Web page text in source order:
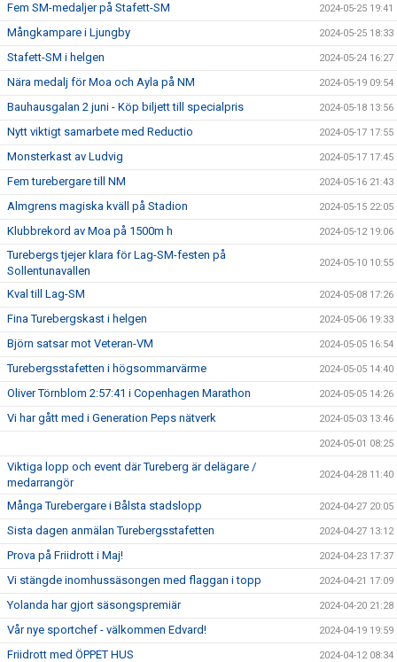
Fem SM-medaljer på Stafett-SM 2024-05-25 19:41
Mångkampare i Ljungby 2024-05-25 18:33
Stafett-SM i helgen 2024-05-24 16:27
Nära medalj för Moa och Ayla på NM 2024-05-19 09:54
Bauhausgalan 2 juni - Köp biljett till specialpris 2024-05-18 13:56
Nytt viktigt samarbete med Reductio 2024-05-17 17:55
Monsterkast av Ludvig 2024-05-17 17:45
Fem turebergare till NM 2024-05-16 21:43
Almgrens magiska kväll på Stadion 2024-05-15 22:05
Klubbrekord av Moa på 1500m h 2024-05-12 19:06
Turebergs tjejer klara för Lag-SM-festen på
Sollentunavallen
2024-05-10 10:55
Kval till Lag-SM 2024-05-08 17:26
Fina Turebergskast i helgen 2024-05-06 19:33
Björn satsar mot Veteran-VM 2024-05-05 16:54
Turebergsstafetten i högsommarvärme 2024-05-05 14:40
Oliver Törnblom 2:57:41 i Copenhagen Marathon 2024-05-05 14:26
Vi har gått med i Generation Peps nätverk 2024-05-03 13:46
2024-05-01 08:25
Viktiga lopp och event där Tureberg är delägare /
medarrangör
2024-04-28 11:40
Många Turebergare i Bålsta stadslopp 2024-04-27 20:05
Sista dagen anmälan Turebergsstafetten 2024-04-27 13:12
Prova på Friidrott i Maj! 2024-04-23 17:37
Vi stängde inomhussäsongen med flaggan i topp 2024-04-21 17:09
Yolanda har gjort säsongspremiär 2024-04-20 21:28
Vår nye sportchef - välkommen Edvard! 2024-04-19 19:59
Friidrott med ÖPPET HUS 2024-04-12 08:34